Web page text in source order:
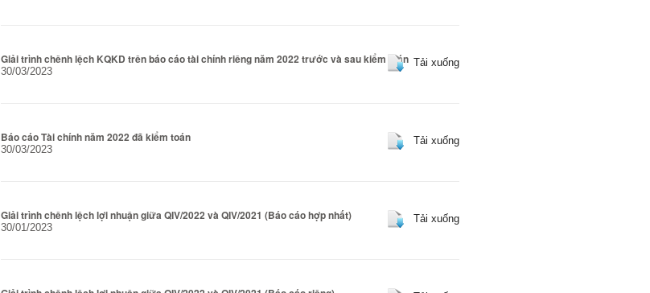
Giải trình chênh lệch KQKD trên báo cáo tài chính riêng năm 2022 trước và sau kiểm toán
30/03/2023
Tải xuống
Báo cáo Tài chính năm 2022 đã kiểm toán
30/03/2023
Tải xuống
Giải trình chênh lệch lợi nhuận giữa QIV/2022 và QIV/2021 (Báo cáo hợp nhất)
30/01/2023
Tải xuống